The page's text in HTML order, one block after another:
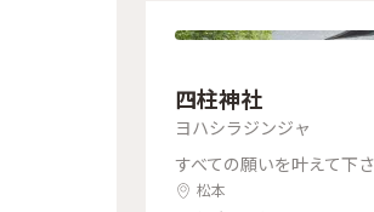
四柱神社
ヨハシラジンジャ
すべての願いを叶えて下
松本